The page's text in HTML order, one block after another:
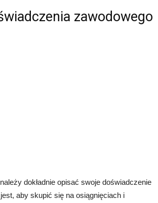
zawodowego
dokładnie opisać swoje doświadczenie
aby skupić się na osiągnięciach i